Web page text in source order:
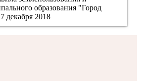
образования "Город
декабря 2018